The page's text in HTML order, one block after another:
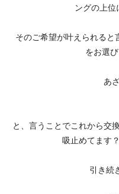
ングの上位
そのご希望が叶えられると
をお選
あ
と、言うことでこれから交
吸止めてます
引き続